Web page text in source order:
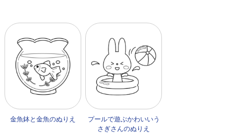
金魚鉢と金魚のぬりえ
プールで遊ぶかわいいう
さぎさんのぬりえ